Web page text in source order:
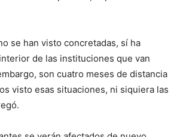
se han visto concretadas, sí ha
de las instituciones que van
son cuatro meses de distancia
visto esas situaciones, ni siquiera las